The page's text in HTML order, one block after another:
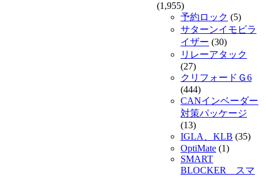
(1,955)
予約ロック (5)
サターンイモビラ
イザー (30)
リレーアタック
(27)
クリフォードＧ6
(444)
CANインベーダー
対策パッケージ
(13)
IGLA、KLB (35)
OptiMate (1)
SMART
BLOCKER スマ